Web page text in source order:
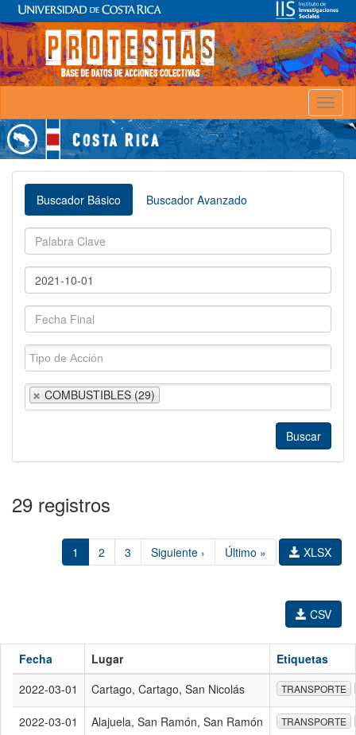
Buscador Básico Buscador Avanzado
COMBUSTIBLES (29)
29 registros
1 2 3 Siguiente › Último » XLSX
CSV
Fecha Lugar
Etiquetas
2022-03-01
Cartago, Cartago, San Nicolás TRANSPORTE
2022-03-01 Alajuela, San Ramón, San Ramón TRANSPORTE